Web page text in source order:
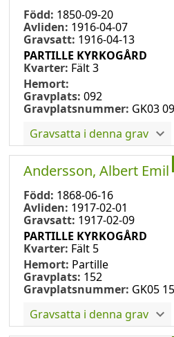
Född: 1850-09-20
Avliden: 1916-04-07
Gravsatt: 1916-04-13
PARTILLE KYRKOGÅRD
Kvarter: Fält 3
Hemort:
Gravplats: 092
Gravplatsnummer: GK03
Gravsatta i denna grav
Andersson, Albert Emil
Född: 1868-06-16
Avliden: 1917-02-01
Gravsatt: 1917-02-09
PARTILLE KYRKOGÅRD
Kvarter: Fält 5
Hemort: Partille
Gravplats: 152
Gravplatsnummer: GK05
Gravsatta i denna grav